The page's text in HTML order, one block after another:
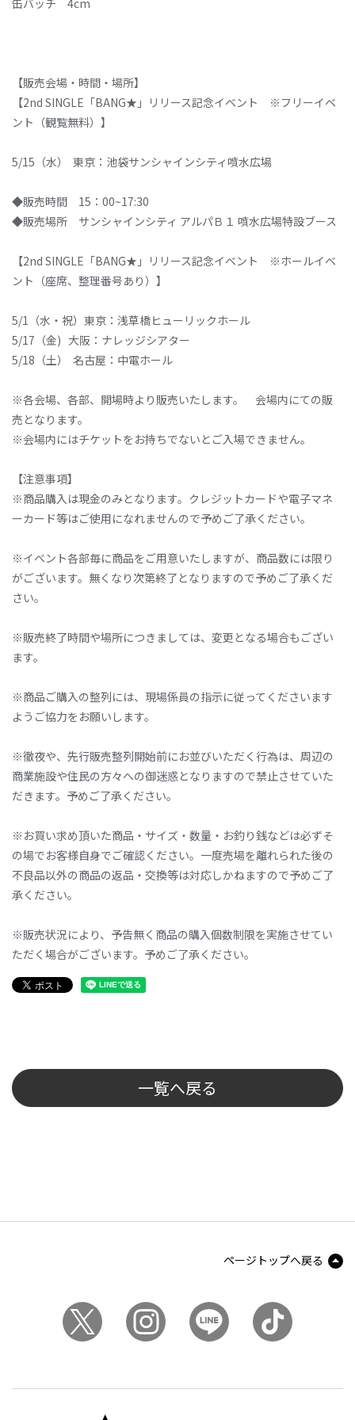
【販売会場・時間・場所】
【2nd SINGLE「BANG★」リリース記念イベント ※フリーイベ
ント（観覧無料）】
5/15（水） 東京：池袋サンシャインシティ噴水広場
◆販売時間 15：00~17:30
◆販売場所 サンシャインシティ アルパＢ１ 噴水広場特設ブース
【2nd SINGLE「BANG★」リリース記念イベント ※ホールイベ
ント（座席、整理番号あり）】
5/1（水・祝）東京：浅草橋ヒューリックホール
5/17（金) 大阪：ナレッジシアター
5/18（土） 名古屋：中電ホール
※各会場、各部、開場時より販売いたします。 会場内にての販
売となります。
※会場内にはチケットをお持ちでないとご入場できません。
【注意事項】
※商品購入は現金のみとなります。クレジットカードや電子マネ
ーカード等はご使用になれませんので予めご了承ください。
※イベント各部毎に商品をご用意いたしますが、商品数には限り
がございます。無くなり次第終了となりますので予めご了承くだ
さい。
※販売終了時間や場所につきましては、変更となる場合もござい
ます。
※商品ご購入の整列には、現場係員の指示に従ってくださいます
ようご協力をお願いします。
※徹夜や、先行販売整列開始前にお並びいただく行為は、周辺の
商業施設や住民の方々への御迷惑となりますので禁止させていた
だきます。予めご了承ください。
※お買い求め頂いた商品・サイズ・数量・お釣り銭などは必ずそ
の場でお客様自身でご確認ください。一度売場を離れられた後の
不良品以外の商品の返品・交換等は対応しかねますので予めご了
承ください。
※販売状況により、予告無く商品の購入個数制限を実施させてい
ただく場合がございます。予めご了承ください。
一覧へ戻る
ページトップへ戻る